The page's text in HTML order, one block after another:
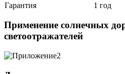
Гарантия
1 год
Применение солнечных
светоотражателей